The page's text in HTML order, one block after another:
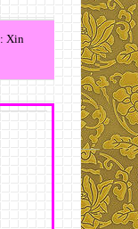
: Xin